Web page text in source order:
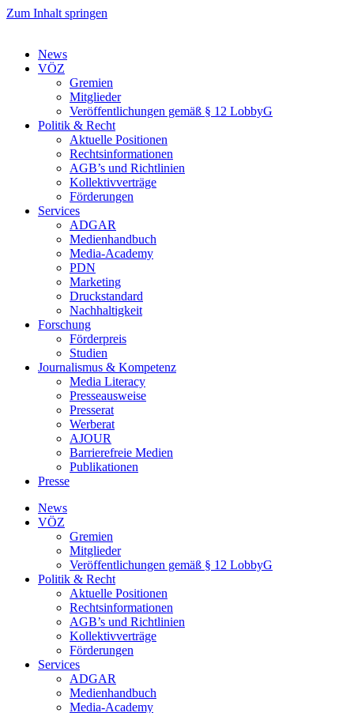
Zum Inhalt springen
News
VÖZ
Gremien
Mitglieder
Veröffentlichungen gemäß § 12 LobbyG
Politik & Recht
Aktuelle Positionen
Rechtsinformationen
AGB’s und Richtlinien
Kollektivverträge
Förderungen
Services
ADGAR
Medienhandbuch
Media-Academy
PDN
Marketing
Druckstandard
Nachhaltigkeit
Forschung
Förderpreis
Studien
Journalismus & Kompetenz
Media Literacy
Presseausweise
Presserat
Werberat
AJOUR
Barrierefreie Medien
Publikationen
Presse
News
VÖZ
Gremien
Mitglieder
Veröffentlichungen gemäß § 12 LobbyG
Politik & Recht
Aktuelle Positionen
Rechtsinformationen
AGB’s und Richtlinien
Kollektivverträge
Förderungen
Services
ADGAR
Medienhandbuch
Media-Academy